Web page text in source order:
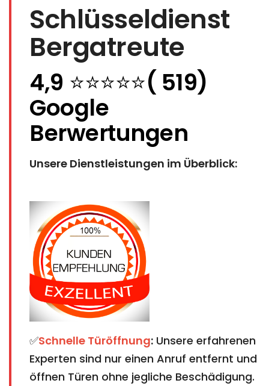
Schlüsseldienst
Bergatreute
4,9 ⭐⭐⭐⭐⭐( 519)
Google
Berwertungen
Unsere Dienstleistungen im Überblick:
✅Schnelle Türöffnung: Unsere erfahrenen
Experten sind nur einen Anruf entfernt und
öffnen Türen ohne jegliche Beschädigung.